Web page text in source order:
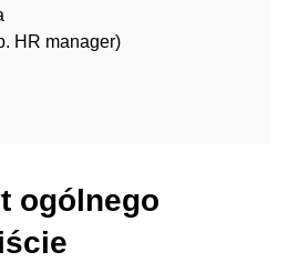
HR manager)
ogólnego